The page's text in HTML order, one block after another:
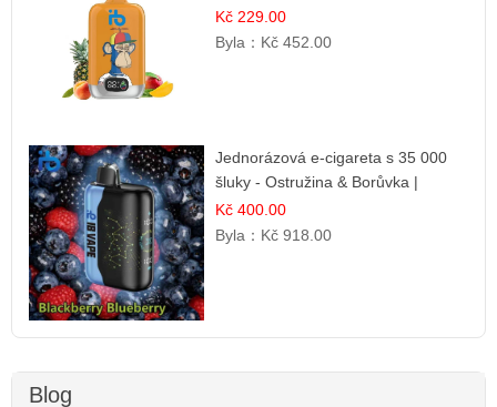
směs
Kč 229.00
Byla： Kč 452.00
Jednorázová e-cigareta s 35 000
šluky - Ostružina & Borůvka |
Intenzivní lesní směs
Kč 400.00
Byla： Kč 918.00
Blog